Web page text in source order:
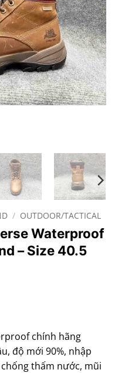
/ OUTDOOR/TACTICAL
Waterproof
– Size 40.5
chính hãng
độ mới 90%, nhập
thấm nước, mũi